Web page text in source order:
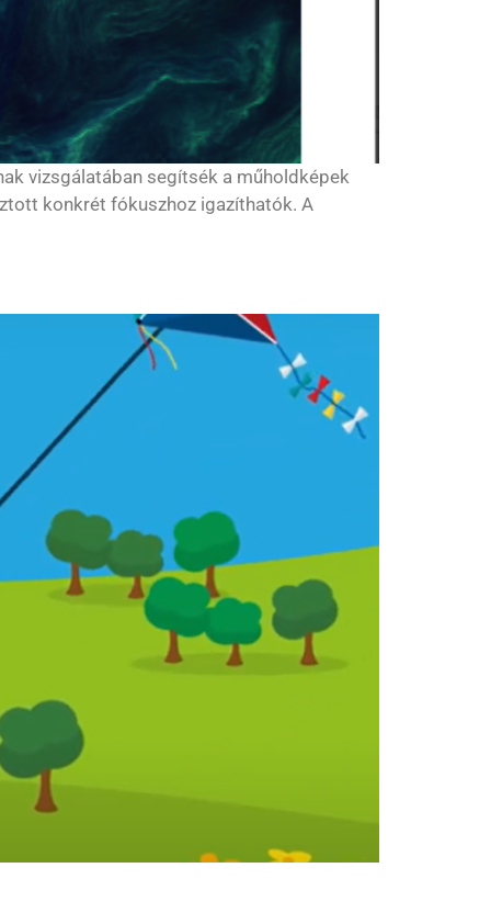
vizsgálatában segítsék a műholdképek
konkrét fókuszhoz igazíthatók. A